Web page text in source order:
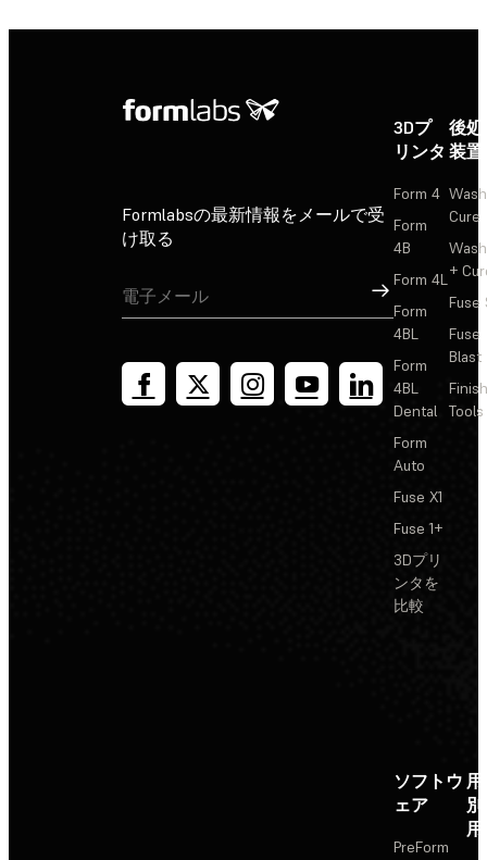
Formlabsの最新情報をメールで受
け取る
サインアップ
3Dプ
リンタ
Form 4
Form
4B
Form 4L
Form
4BL
Form
4BL
Dental
Form
Auto
Fuse X1
Fuse 1+
3Dプリ
ンタを
比較
後
装置
Cure
+
Fuse
Fuse
Blast
Tools
ソフトウ
ェア
PreForm